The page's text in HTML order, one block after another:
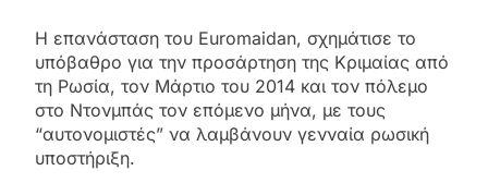
Η επανάσταση του Euromaidan, σχημάτισε το
υπόβαθρο για την προσάρτηση της Κριμαίας από
τη Ρωσία, τον Μάρτιο του 2014 και τον πόλεμο
στο Ντονμπάς τον επόμενο μήνα, με τους
“αυτονομιστές” να λαμβάνουν γενναία ρωσική
υποστήριξη.